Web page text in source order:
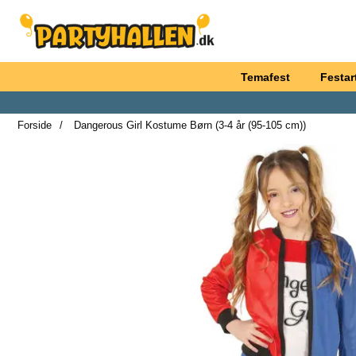
Startside for Partyhallen AB
Temafest
Forside
Dangerous Girl Kostume Børn (3-4 år (95-105 cm))